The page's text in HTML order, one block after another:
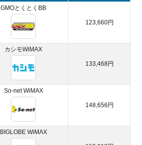
GMOとくとくBB
123,660円
カシモWiMAX
133,468円
So-net WiMAX
148,656円
BIGLOBE WiMAX